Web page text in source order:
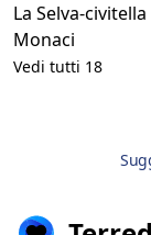
La Selva-civitella
Monaci
Vedi tutti 18